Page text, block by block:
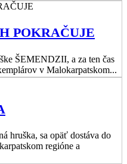
POKRAČUJE
ŠEMENDZII, a za ten čas
v Malokarpatskom...
hruška, sa opäť dostáva do
regióne a